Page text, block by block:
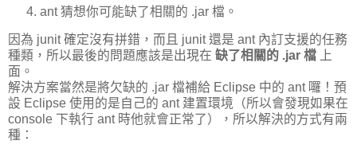
ant 猜想你可能缺了相關的 .jar 檔。
因為 junit 確定沒有拼錯，而且 junit 還是 ant 內訂支援的任務
種類，所以最後的問題應該是出現在 缺了相關的 .jar 檔 上
面。
解決方案當然是將欠缺的 .jar 檔補給 Eclipse 中的 ant 囉！預
設 Eclipse 使用的是自己的 ant 建置環境（所以會發現如果在
console 下執行 ant 時他就會正常了），所以解決的方式有兩
種：